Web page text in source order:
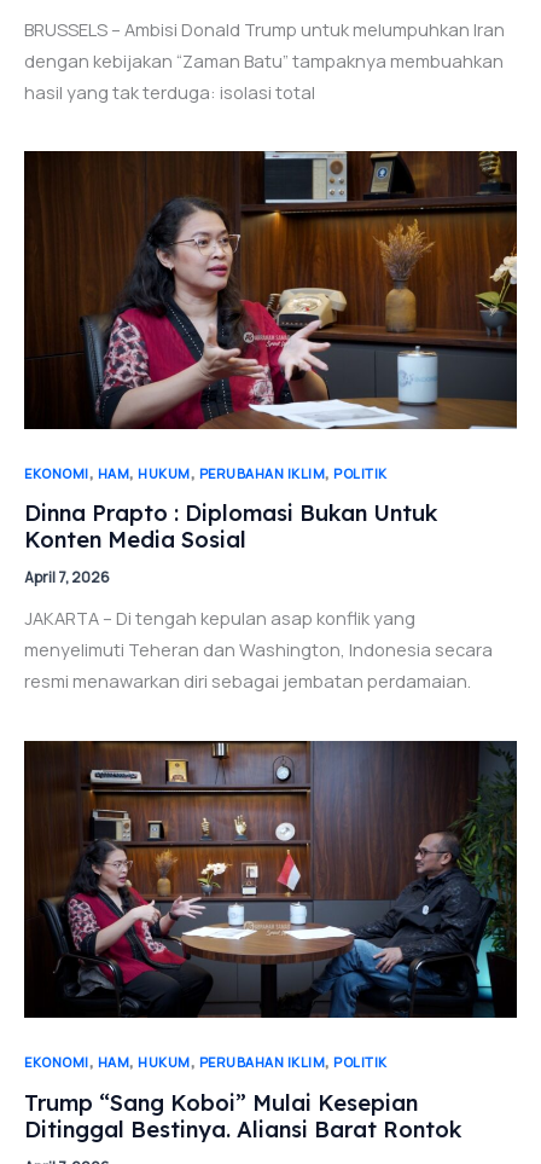
BRUSSELS – Ambisi Donald Trump untuk melumpuhkan Iran
dengan kebijakan “Zaman Batu” tampaknya membuahkan
hasil yang tak terduga: isolasi total
EKONOMI, HAM, HUKUM, PERUBAHAN IKLIM, POLITIK
Dinna Prapto : Diplomasi Bukan Untuk
Konten Media Sosial
April 7, 2026
JAKARTA – Di tengah kepulan asap konflik yang
menyelimuti Teheran dan Washington, Indonesia secara
resmi menawarkan diri sebagai jembatan perdamaian.
EKONOMI, HAM, HUKUM, PERUBAHAN IKLIM, POLITIK
Trump “Sang Koboi” Mulai Kesepian
Ditinggal Bestinya. Aliansi Barat Rontok